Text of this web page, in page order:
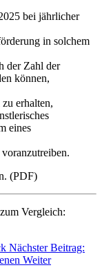
bei jährlicher
in solchem
der Zahl der
können,
erhalten,
eines
(PDF)
Vergleich:
Nächster Beitrag:
Weiter